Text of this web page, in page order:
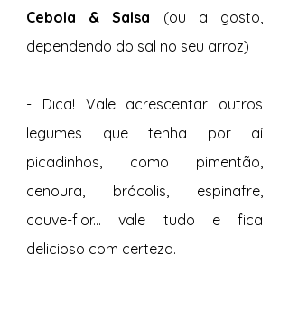
Cebola & Salsa (ou a gosto,
dependendo do sal no seu arroz)
- Dica! Vale acrescentar outros
legumes que tenha por aí
picadinhos, como pimentão,
cenoura, brócolis, espinafre,
couve-flor... vale tudo e fica
delicioso com certeza.